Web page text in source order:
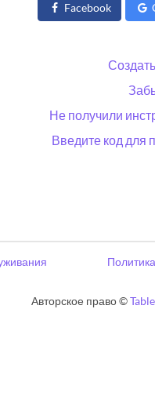
Facebook
Не получили
Введите код для
Авторское право ©